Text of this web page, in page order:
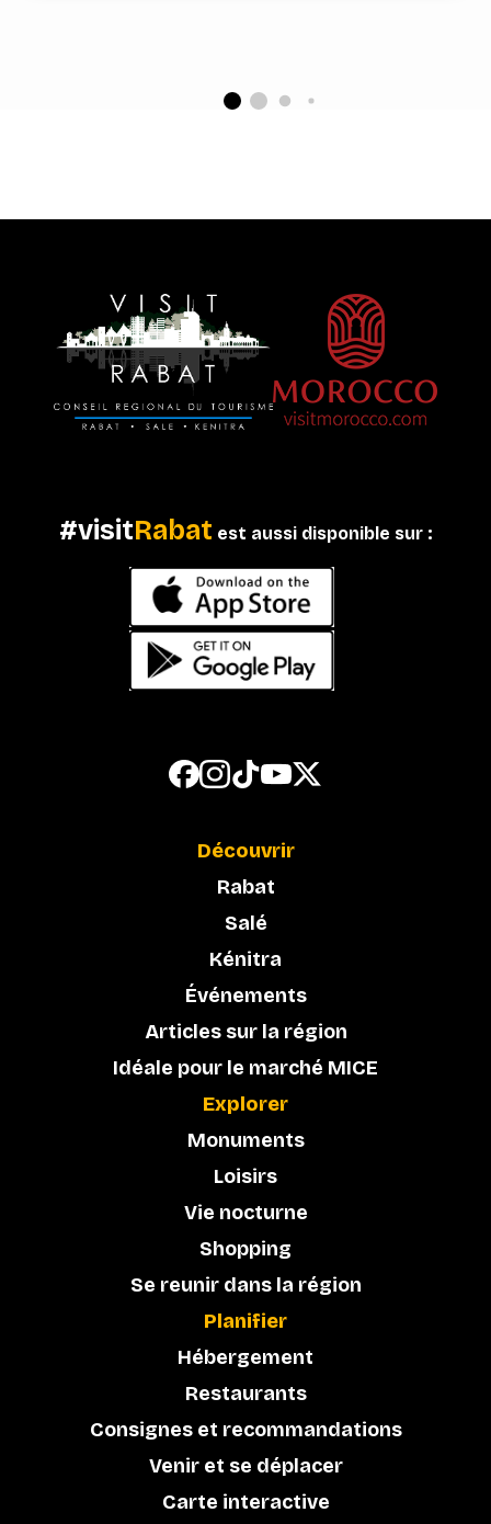
#visitRabat est aussi disponible sur :
Découvrir
Rabat
Salé
Kénitra
Événements
Articles sur la région
Idéale pour le marché MICE
Explorer
Monuments
Loisirs
Vie nocturne
Shopping
Se reunir dans la région
Planifier
Hébergement
Restaurants
Consignes et recommandations
Venir et se déplacer
Carte interactive